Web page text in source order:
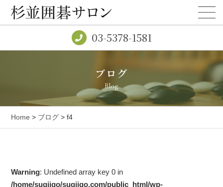
03-5378-1581
ブログ
Blog
Home > ブログ > f4
Warning: Undefined array key 0 in
/home/sugiigo/sugiigo.com/public_html/wp-